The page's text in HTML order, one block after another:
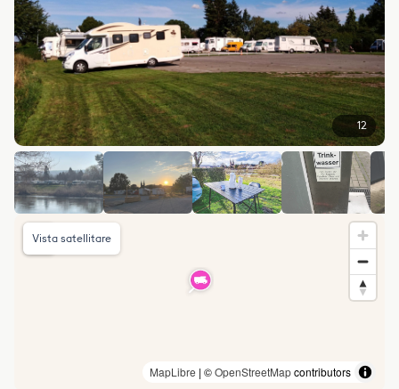
12
MapLibre | ©OpenStreetMapcontributors
Vista satellitare